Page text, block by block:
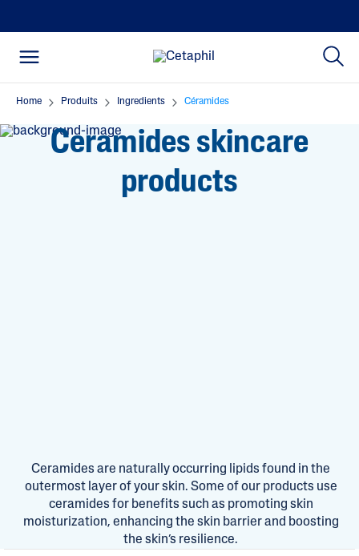
Home Produits Ingredients Céramides
Ceramides skincare
products
Ceramides are naturally occurring lipids found in the
outermost layer of your skin. Some of our products use
ceramides for benefits such as promoting skin
moisturization, enhancing the skin barrier and boosting
the skin’s resilience.